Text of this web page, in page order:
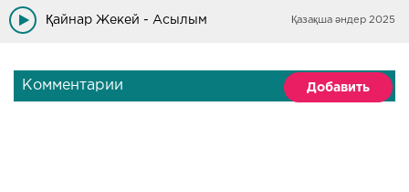
Қайнар Жекей - Асылым Қазақша әндер 2025
Комментарии Добавить